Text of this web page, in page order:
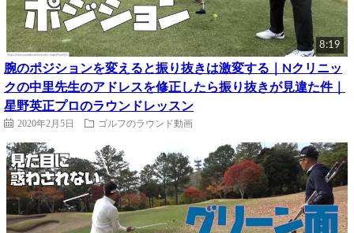
8:19
腕のポジションを変えると振り抜きは激変する｜Nクリニッ
クの中里先生のアドレスを修正したら振り抜きが見違た件｜
星野英正プロのラウンドレッスン
2020年2月5日 ゴルフのラウンド動画